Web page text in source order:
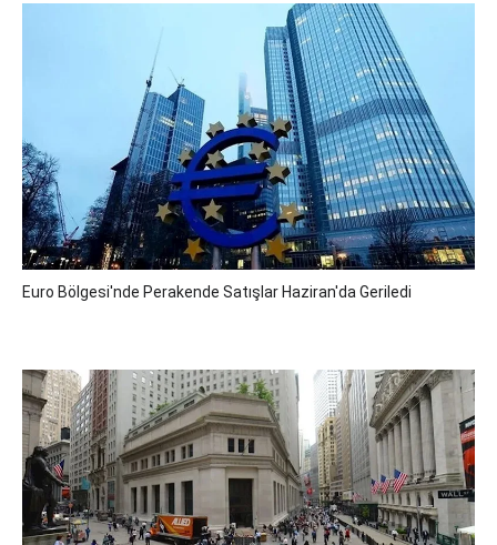
Euro Bölgesi'nde Perakende Satışlar Haziran'da Geriledi